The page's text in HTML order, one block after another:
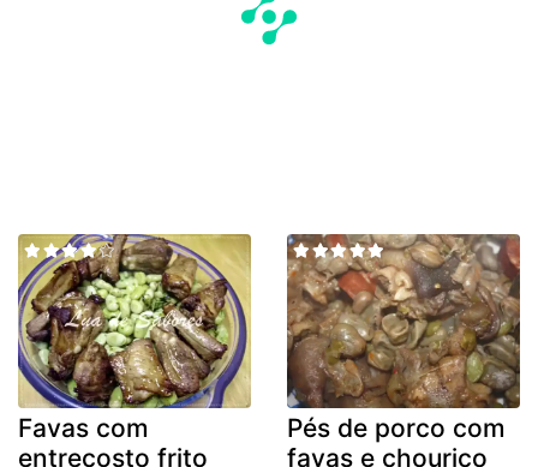
Favas com
entrecosto frito
Pés de porco com
favas e chouriço